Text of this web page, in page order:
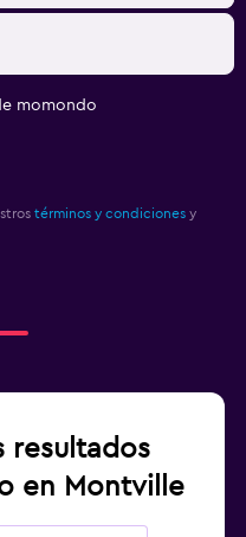
momondo
términos y condiciones y
resultados
en Montville